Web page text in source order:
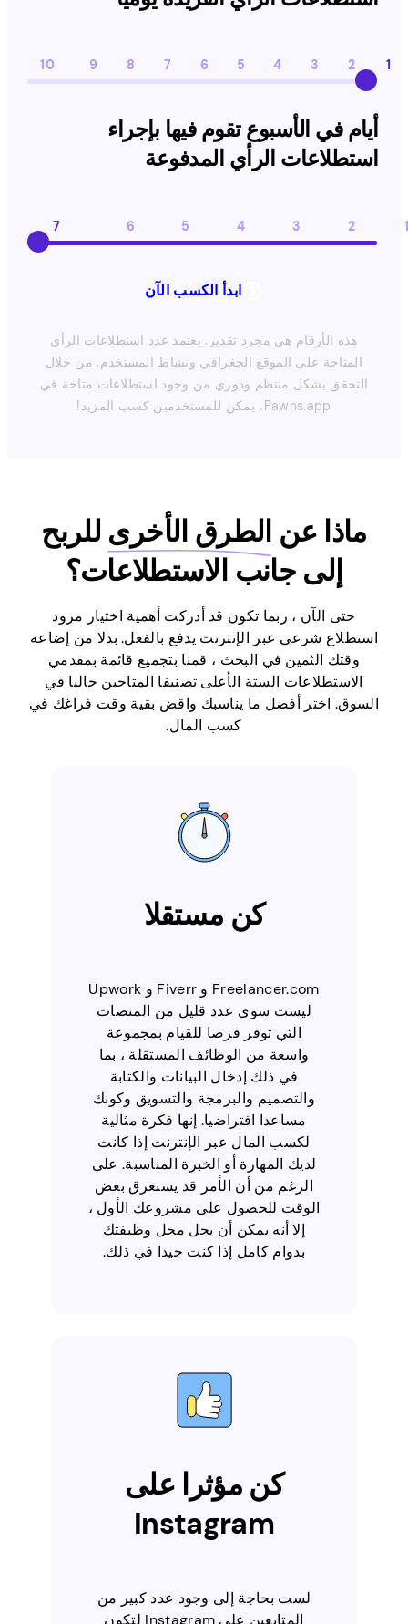
10
أيام في الأسبوع تقوم فيها بإجراء
استطلاعات الرأي المدفوعة
4
أيام في الأسبوع تقوم فيها بإجراء استطلاعات الرأي المدفوعة
ابدأ الكسب الآن
هذه الأرقام هي مجرد تقدير. يعتمد عدد استطلاعات الرأي
المتاحة على الموقع الجغرافي ونشاط المستخدم. من خلال
التحقق بشكل منتظم ودوري من وجود استطلاعات متاحة في
Pawns.app، يمكن للمستخدمين كسب المزيد!
ماذا عن الطرق الأخرىللربح
إلى جانب الاستطلاعات؟
حتى الآن ، ربما تكون قد أدركت أهمية اختيار مزود
استطلاع شرعي عبر الإنترنت يدفع بالفعل. بدلا من إضاعة
وقتك الثمين في البحث ، قمنا بتجميع قائمة بمقدمي
الاستطلاعات الستة الأعلى تصنيفا المتاحين حاليا في
السوق. اختر أفضل ما يناسبك واقض بقية وقت فراغك في
كسب المال.
كن مستقلا
Freelancer.com و Fiverr و Upwork
ليست سوى عدد قليل من المنصات
التي توفر فرصا للقيام بمجموعة
واسعة من الوظائف المستقلة ، بما
في ذلك إدخال البيانات والكتابة
والتصميم والبرمجة والتسويق وكونك
مساعدا افتراضيا. إنها فكرة مثالية
لكسب المال عبر الإنترنت إذا كانت
لديك المهارة أو الخبرة المناسبة. على
الرغم من أن الأمر قد يستغرق بعض
الوقت للحصول على مشروعك الأول ،
إلا أنه يمكن أن يحل محل وظيفتك
بدوام كامل إذا كنت جيدا في ذلك.
كن مؤثرا على
Instagram
لست بحاجة إلى وجود عدد كبير من
المتابعين على Instagram لتكون